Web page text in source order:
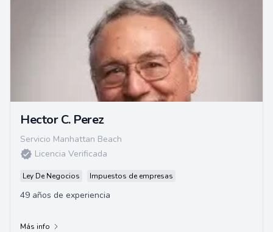
Hector C. Perez
Servicio Manhattan Beach
Licencia Verificada
Ley De Negocios Impuestos de empresas
49 años de experiencia
Más info